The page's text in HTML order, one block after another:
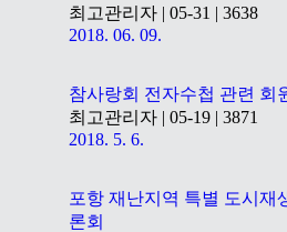
최고관리자 |05-31 |3638
2018. 06. 09.
참사랑회 전자수첩 관련 회
최고관리자 |05-19 |3871
2018. 5. 6.
포항 재난지역 특별 도시재
론회